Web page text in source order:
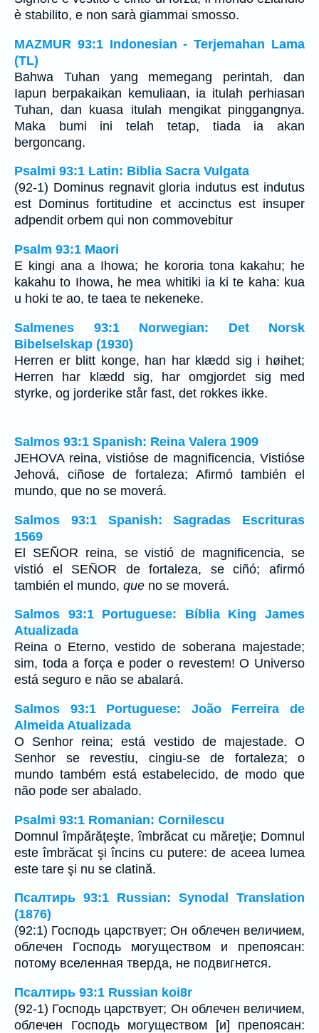
è stabilito, e non sarà giammai smosso.
MAZMUR 93:1 Indonesian - Terjemahan Lama
(TL)
Bahwa Tuhan yang memegang perintah, dan
Iapun berpakaikan kemuliaan, ia itulah perhiasan
Tuhan, dan kuasa itulah mengikat pinggangnya.
Maka bumi ini telah tetap, tiada ia akan
bergoncang.
Psalmi 93:1 Latin: Biblia Sacra Vulgata
(92-1) Dominus regnavit gloria indutus est indutus
est Dominus fortitudine et accinctus est insuper
adpendit orbem qui non commovebitur
Psalm 93:1 Maori
E kingi ana a Ihowa; he kororia tona kakahu; he
kakahu to Ihowa, he mea whitiki ia ki te kaha: kua
u hoki te ao, te taea te nekeneke.
Salmenes 93:1 Norwegian: Det Norsk
Bibelselskap (1930)
Herren er blitt konge, han har klædd sig i høihet;
Herren har klædd sig, har omgjordet sig med
styrke, og jorderike står fast, det rokkes ikke.
Salmos 93:1 Spanish: Reina Valera 1909
JEHOVA reina, vistióse de magnificencia, Vistióse
Jehová, ciñose de fortaleza; Afirmó también el
mundo, que no se moverá.
Salmos 93:1 Spanish: Sagradas Escrituras
1569
El SEÑOR reina, se vistió de magnificencia, se
vistió el SEÑOR de fortaleza, se ciñó; afirmó
también el mundo, que no se moverá.
Salmos 93:1 Portuguese: Bíblia King James
Atualizada
Reina o Eterno, vestido de soberana majestade;
sim, toda a força e poder o revestem! O Universo
está seguro e não se abalará.
Salmos 93:1 Portuguese: João Ferreira de
Almeida Atualizada
O Senhor reina; está vestido de majestade. O
Senhor se revestiu, cingiu-se de fortaleza; o
mundo também está estabelecido, de modo que
não pode ser abalado.
Psalmi 93:1 Romanian: Cornilescu
Domnul împărăţeşte, îmbrăcat cu măreţie; Domnul
este îmbrăcat şi încins cu putere: de aceea lumea
este tare şi nu se clatină.
Псалтирь 93:1 Russian: Synodal Translation
(1876)
(92:1) Господь царствует; Он облечен величием,
облечен Господь могуществом и препоясан:
потому вселенная тверда, не подвигнется.
Псалтирь 93:1 Russian koi8r
(92-1) Господь царствует; Он облечен величием,
облечен Господь могуществом [и] препоясан: